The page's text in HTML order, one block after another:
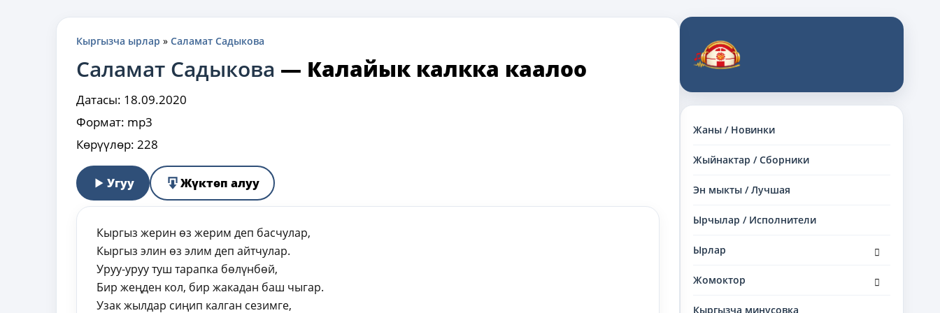
Жаны / Новинки
Жыйнактар / Сборники
Эн мыкты / Лучшая
Ырчылар / Исполнители
Ырлар
дочернее
Жомоктор
дочернее
Кыргызча минусовка
Кыргызча ырлар » Саламат Садыкова
Саламат Садыкова — Калайык калкка каалоо
Датасы: 18.09.2020
Формат: mp3
Көрүүлөр: 228
Угуу Жүктөп алуу
Кыргыз жерин өз жерим деп басчулар,
Кыргыз элин өз элим деп айтчулар.
Уруу-уруу туш тарапка бөлүнбөй,
Бир жеңден кол, бир жакадан баш чыгар.
Узак жылдар сиңип калган сезимге,